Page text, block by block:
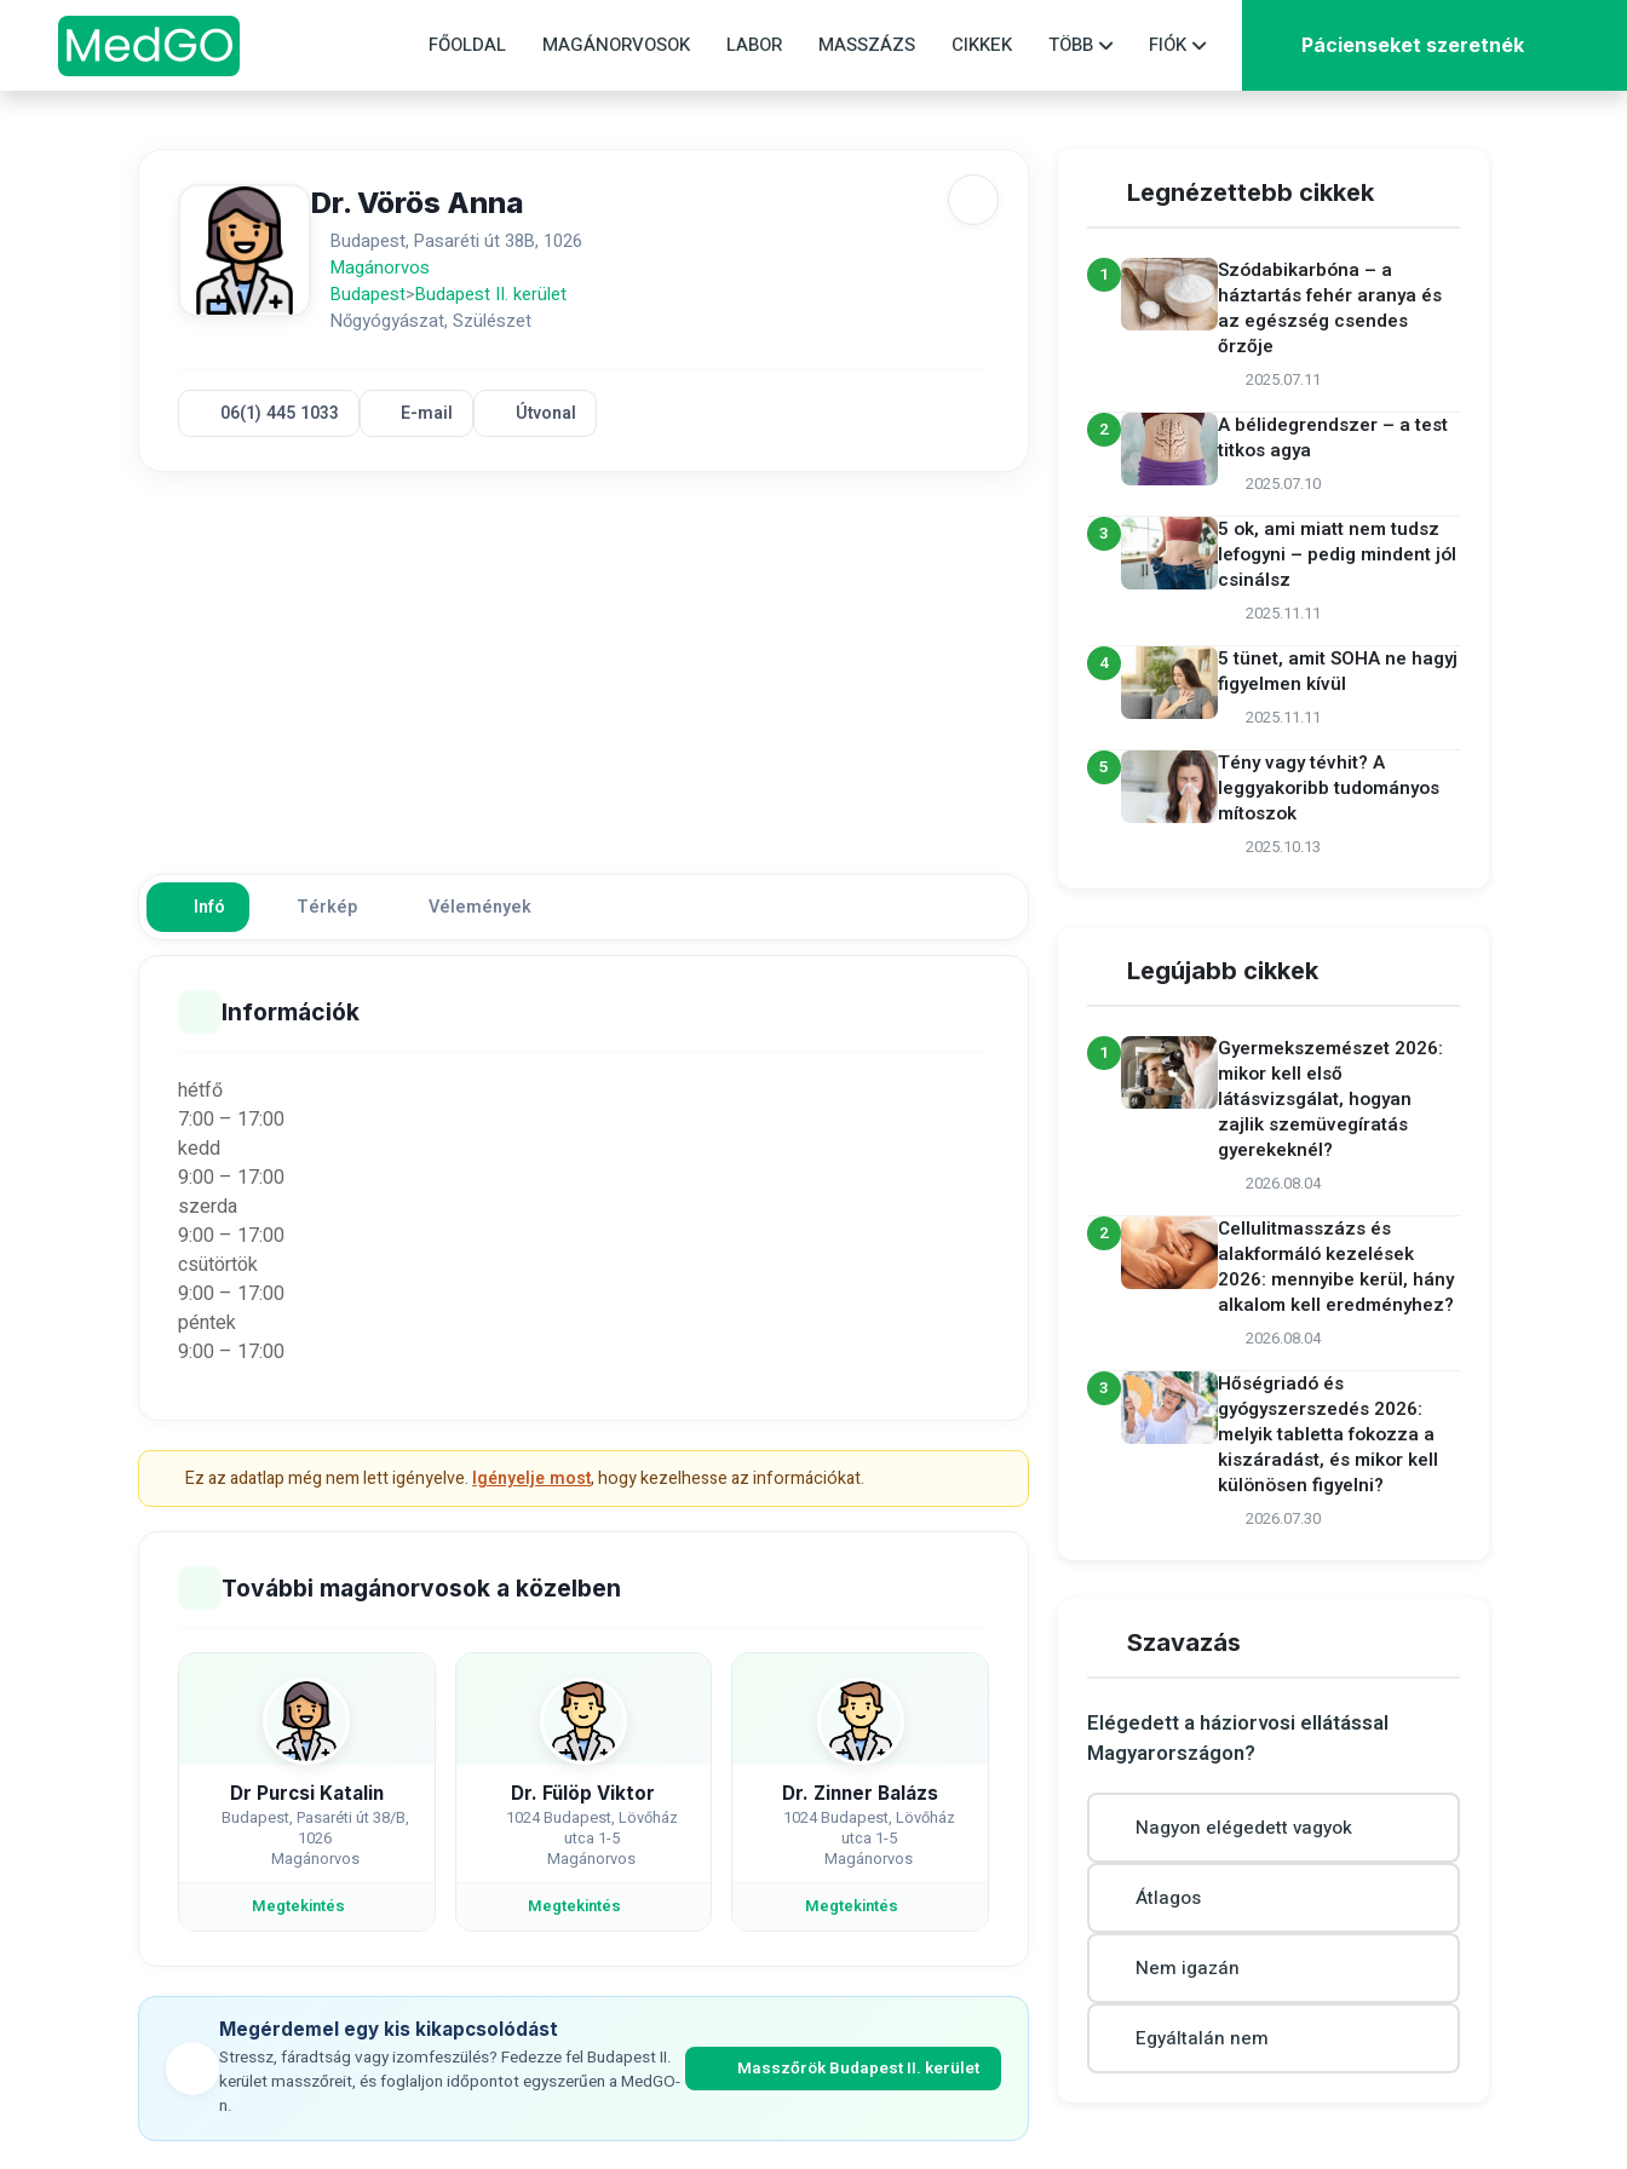
FŐOLDAL MAGÁNORVOSOK LABOR MASSZÁZS CIKKEK TÖBB FIÓK Pácienseket szeretnék
Dr. Vörös Anna
Budapest, Pasaréti út 38B, 1026
Magánorvos
Budapest>Budapest II. kerület
Nőgyógyászat, Szülészet
06(1) 445 1033 E-mail Útvonal
Infó Térkép Vélemények
Információk
hétfő
7:00 – 17:00
kedd
9:00 – 17:00
szerda
9:00 – 17:00
csütörtök
9:00 – 17:00
péntek
9:00 – 17:00
Ez az adatlap még nem lett igényelve. Igényelje most, hogy kezelhesse az információkat.
További magánorvosok a közelben
Dr Purcsi Katalin
Budapest, Pasaréti út 38/B,
1026
Magánorvos
Megtekintés
Dr. Fülöp Viktor
1024 Budapest, Lövőház
utca 1-5
Magánorvos
Megtekintés
Dr. Zinner Balázs
1024 Budapest, Lövőház
utca 1-5
Magánorvos
Megtekintés
Megérdemel egy kis kikapcsolódást
Stressz, fáradtság vagy izomfeszülés? Fedezze fel Budapest II.
kerület masszőreit, és foglaljon időpontot egyszerűen a MedGO-
n.
Masszőrök Budapest II. kerület
Legnézettebb cikkek
1
Szódabikarbóna – a
háztartás fehér aranya és
az egészség csendes
őrzője
2025.07.11
2
A bélidegrendszer – a test
titkos agya
2025.07.10
3
5 ok, ami miatt nem tudsz
lefogyni – pedig mindent jól
csinálsz
2025.11.11
4
5 tünet, amit SOHA ne hagyj
figyelmen kívül
2025.11.11
5
Tény vagy tévhit? A
leggyakoribb tudományos
mítoszok
2025.10.13
Legújabb cikkek
1
Gyermekszemészet 2026:
mikor kell első
látásvizsgálat, hogyan
zajlik szemüvegíratás
gyerekeknél?
2026.08.04
2
Cellulitmasszázs és
alakformáló kezelések
2026: mennyibe kerül, hány
alkalom kell eredményhez?
2026.08.04
3
Hőségriadó és
gyógyszerszedés 2026:
melyik tabletta fokozza a
kiszáradást, és mikor kell
különösen figyelni?
2026.07.30
Szavazás
Elégedett a háziorvosi ellátással
Magyarországon?
Nagyon elégedett vagyok
Átlagos
Nem igazán
Egyáltalán nem